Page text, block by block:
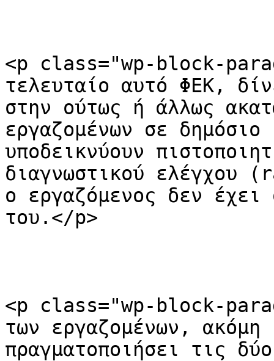
<p class="wp-block-
τελευταίο αυτό ΦΕΚ,
στην ούτως ή άλλως
εργαζομένων σε
υποδεικνύουν
διαγνωστικού ελέγχου
ο εργαζόμενος δεν έχει
του.</p>
<p class="wp-block-
των εργαζομένων,
πραγματοποιήσει τις